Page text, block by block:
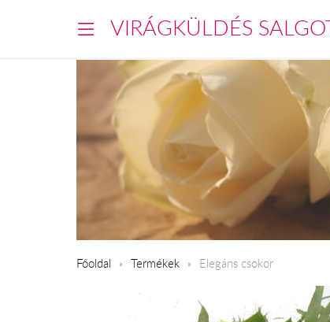
VIRÁGKÜLDÉS
Főoldal Termékek Elegáns csokor